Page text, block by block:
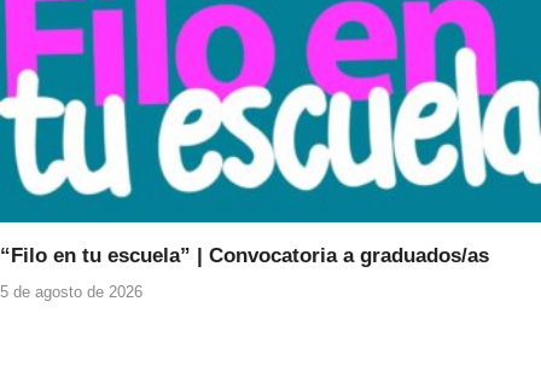
“Filo en tu escuela” | Convocatoria a graduados/as
5 de agosto de 2026